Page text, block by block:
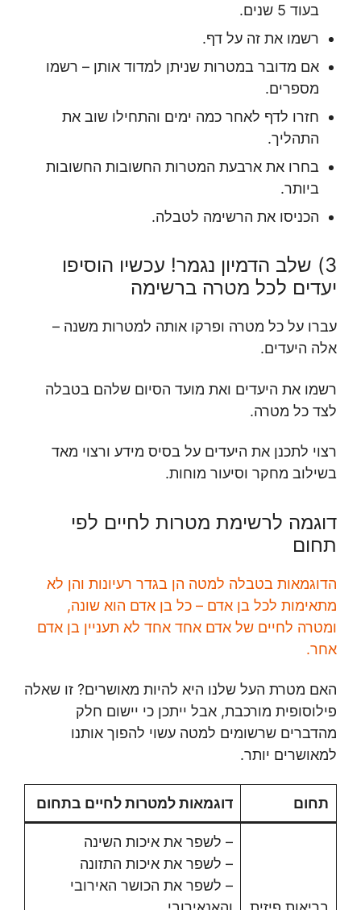
בעוד 5 שנים.
רשמו את זה על דף.
אם מדובר במטרות שניתן למדוד אותן – רשמו
מספרים.
חזרו לדף לאחר כמה ימים והתחילו שוב את
התהליך.
בחרו את ארבעת המטרות החשובות החשובות
ביותר.
הכניסו את הרשימה לטבלה.
3) שלב הדמיון נגמר! עכשיו הוסיפו
יעדים לכל מטרה ברשימה
עברו על כל מטרה ופרקו אותה למטרות משנה –
אלה היעדים.
רשמו את היעדים ואת מועד הסיום שלהם בטבלה
לצד כל מטרה.
רצוי לתכנן את היעדים על בסיס מידע ורצוי מאד
בשילוב מחקר וסיעור מוחות.
דוגמה לרשימת מטרות לחיים לפי
תחום
הדוגמאות בטבלה למטה הן בגדר רעיונות והן לא
מתאימות לכל בן אדם – כל בן אדם הוא שונה,
ומטרה לחיים של אדם אחד אחד לא תעניין בן אדם
אחר.
האם מטרת העל שלנו היא להיות מאושרים? זו שאלה
פילוסופית מורכבת, אבל ייתכן כי יישום חלק
מהדברים שרשומים למטה עשוי להפוך אותנו
למאושרים יותר.
תחום דוגמאות למטרות לחיים בתחום
– לשפר את איכות השינה
– לשפר את איכות התזונה
– לשפר את הכושר האירובי